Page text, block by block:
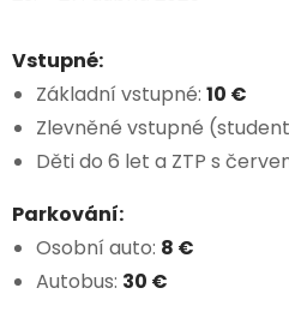
Vstupné:
Základní vstupné: 10 €
Zlevněné vstupné
Děti do 6 let a ZTP s
Parkování:
Osobní auto: 8 €
Autobus: 30 €